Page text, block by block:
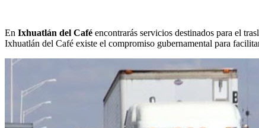
En Ixhuatlán del Café encontrarás servicios destinados para el
Ixhuatlán del Café existe el compromiso gubernamental para